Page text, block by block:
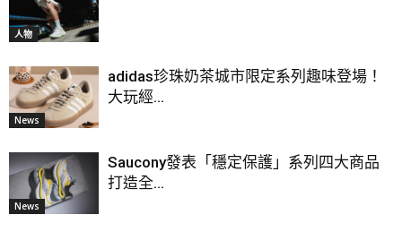
人物
News
adidas珍珠奶茶城市限定系列趣味登場！
大玩經...
News
Saucony發表「穩定保護」系列四大商品
打造全...